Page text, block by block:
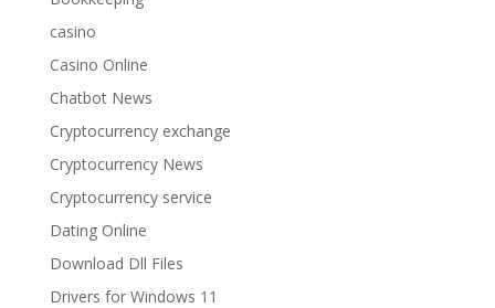
casino
Casino Online
Chatbot News
Cryptocurrency exchange
Cryptocurrency News
Cryptocurrency service
Dating Online
Download Dll Files
Drivers for Windows 11